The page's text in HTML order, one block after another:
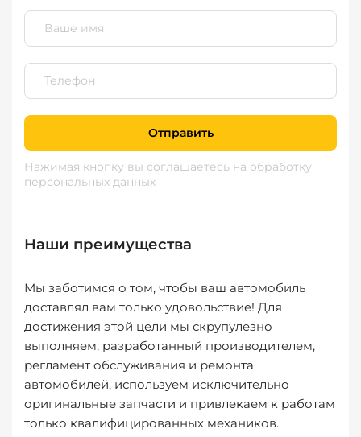
Отправить
Нажимая кнопку вы соглашаетесь на обработку
персональных данных
Наши преимущества
Мы заботимся о том, чтобы ваш автомобиль
доставлял вам только удовольствие! Для
достижения этой цели мы скрупулезно
выполняем, разработанный производителем,
регламент обслуживания и ремонта
автомобилей, используем исключительно
оригинальные запчасти и привлекаем к работам
только квалифицированных механиков.